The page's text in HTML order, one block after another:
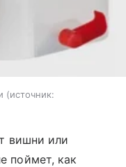
источник:
вишни или
поймет, как